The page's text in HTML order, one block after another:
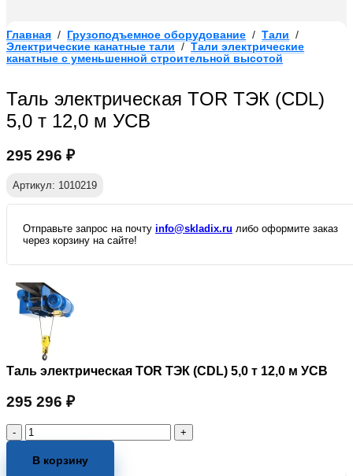
Главная / Грузоподъемное оборудование / Тали
/
Электрические канатные тали
/ Тали электрические
канатные с уменьшенной строительной высотой
Таль электрическая TOR ТЭК (CDL)
5,0 т 12,0 м УСВ
295 296 ₽
Артикул: 1010219
Отправьте запрос на почту info@skladix.ru либо оформите заказ
через корзину на сайте!
Таль электрическая TOR ТЭК (CDL) 5,0 т 12,0 м УСВ
295 296 ₽
Количество
товара
Таль
В корзину